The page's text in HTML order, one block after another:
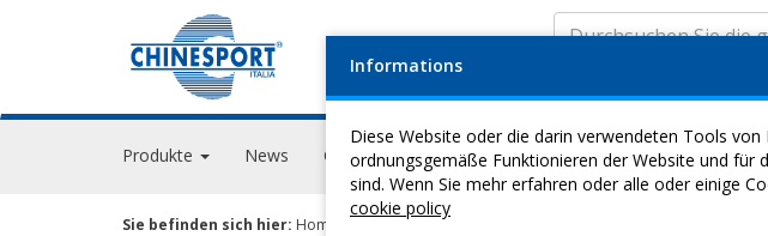
Produkte News Geschehen GPS Academy Video Download
Sie befinden sich hier: Home Heilgymnastik
Informations
Diese Website oder die darin verwendeten Tools
ordnungsgemäße Funktionieren der Website und für
sind. Wenn Sie mehr erfahren oder alle oder einige
cookie policy